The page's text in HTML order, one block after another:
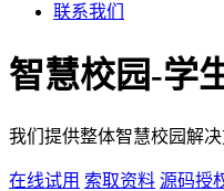
联系我们
智慧校园-学
我们提供整体智慧校园解
在线试用 索取资料 源码授